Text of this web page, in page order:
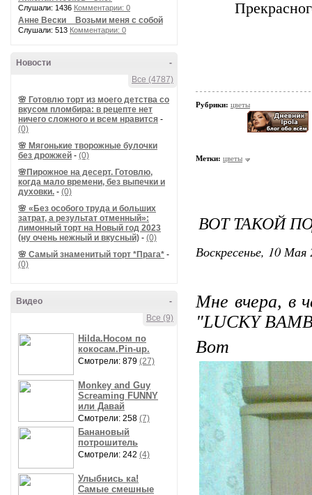
Слушали: 1436 Комментарии: 0
Анне Вески _ Возьми меня с собой
Слушали: 513 Комментарии: 0
-
Новости
Все (4787)
🌸 Готовлю торт из моего детства со
вкусом пломбира: в рецепте нет
ничего сложного и всем нравится -
(0)
🌸 Мягонькие творожные булочки
без дрожжей - (0)
🌸Пирожное на десерт. Готовлю,
когда мало времени, без выпечки и
духовки. - (0)
🌸 «Без особого труда и больших
затрат, а результат отменный»:
лимонный торт на Новый год 2023
(ну очень нежный и вкусный) - (0)
🌸 Самый знаменитый торт *Прага* -
(0)
-
Видео
Все (9)
Hilda.Носом по
кокосам.Pin-up.
Смотрели: 879 (27)
Monkey and Guy
Screaming FUNNY
или Давай
Смотрели: 258 (7)
Банановый
потрошитель
Смотрели: 242 (4)
Улыбнись ка!
Самые смешные
Рубрики: цветы
Метки: цветы
ВОТ ТАКОЙ
Воскресенье, 10
Мне вчера, в
"LUCKY
Вот